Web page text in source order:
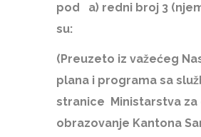
pod a) redni broj 3
su:
(Preuzeto iz važećeg
plana i programa sa
stranice Ministarstva za
obrazovanje Kantona